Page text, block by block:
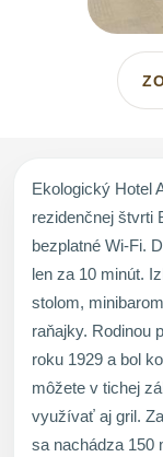
Ekologický Hotel
rezidenčnej štvrti
bezplatné Wi-Fi.
len za 10 minút.
stolom,
raňajky. Rodinou
roku 1929 a bol
môžete v tichej
využívať aj gril.
sa nachádza 150